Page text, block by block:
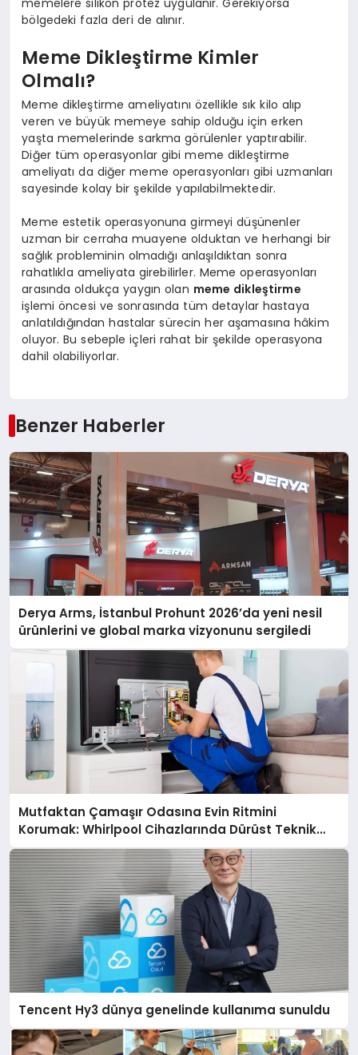
bölgedeki fazla deri de alınır.
Meme Dikleştirme Kimler
Olmalı?
Meme dikleştirme ameliyatını özellikle sık kilo alıp
veren ve büyük memeye sahip olduğu için erken
yaşta memelerinde sarkma görülenler yaptırabilir.
Diğer tüm operasyonlar gibi meme dikleştirme
ameliyatı da diğer meme operasyonları gibi uzmanları
sayesinde kolay bir şekilde yapılabilmektedir.
Meme estetik operasyonuna girmeyi düşünenler
uzman bir cerraha muayene olduktan ve herhangi bir
sağlık probleminin olmadığı anlaşıldıktan sonra
rahatlıkla ameliyata girebilirler. Meme operasyonları
arasında oldukça yaygın olan meme dikleştirme
işlemi öncesi ve sonrasında tüm detaylar hastaya
anlatıldığından hastalar sürecin her aşamasına hâkim
oluyor. Bu sebeple içleri rahat bir şekilde operasyona
dahil olabiliyorlar.
Benzer Haberler
Derya Arms, İstanbul Prohunt 2026’da yeni nesil
ürünlerini ve global marka vizyonunu sergiledi
Mutfaktan Çamaşır Odasına Evin Ritmini
Korumak: Whirlpool Cihazlarında Dürüst Teknik
Destek Deneyimi
Tencent Hy3 dünya genelinde kullanıma sunuldu